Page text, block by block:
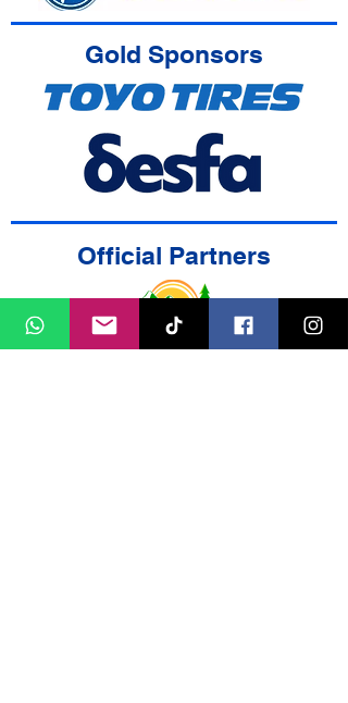
Gold Sponsors
Official Partners